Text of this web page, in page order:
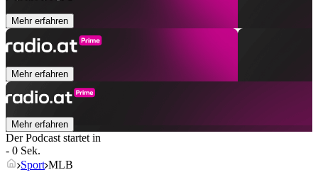
Mehr erfahren
Mehr erfahren
Mehr erfahren
Der Podcast startet in
- 0 Sek.
Sport MLB